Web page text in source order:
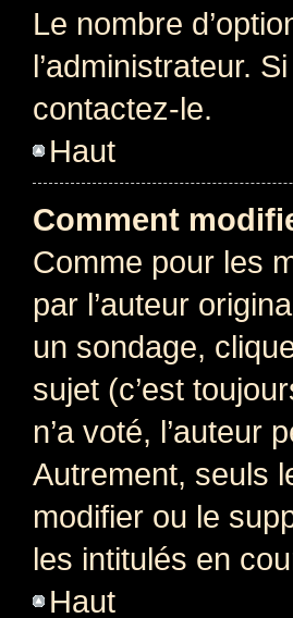
Le nombre
l’administrateur.
contactez-le.
Haut
Comment
Comme pour les
par l’auteur
un sondage,
sujet (c’est
n’a voté, l’auteur
Autrement, seuls
modifier ou le
les intitulés en
Haut